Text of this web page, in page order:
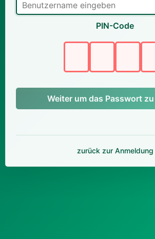
PIN-Code
Weiter um das Passwort
zurück zur Anmeldung